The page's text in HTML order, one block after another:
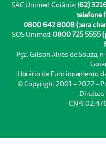
SAC Unimed Goiânia: (62)
telefone
0800 642 8008 (para
SOS Unimed: 0800 725 5555
Pça. Gilson Alves de Souza,
Horário de Funcionamento
© Copyright 2001 - 2022 -
Direitos
CNPJ